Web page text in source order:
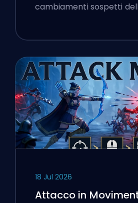
cambiamenti sospetti
18 Jul 2026
Attacco in